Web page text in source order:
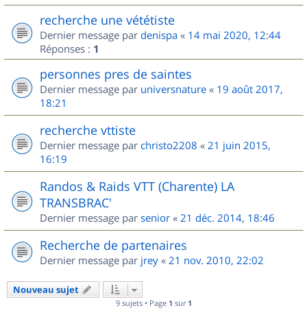
recherche une vététiste
Dernier message par denispa « 14 mai 2020, 12:44
Réponses : 1
personnes pres de saintes
Dernier message par universnature « 19 août 2017,
18:21
recherche vttiste
Dernier message par christo2208 « 21 juin 2015,
16:19
Randos & Raids VTT (Charente) LA
TRANSBRAC'
Dernier message par senior « 21 déc. 2014, 18:46
Recherche de partenaires
Dernier message par jrey « 21 nov. 2010, 22:02
Nouveau sujet
9 sujets • Page 1 sur 1